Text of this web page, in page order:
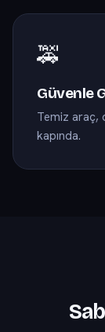
🚕
Güvenle
Temiz araç,
kapında.